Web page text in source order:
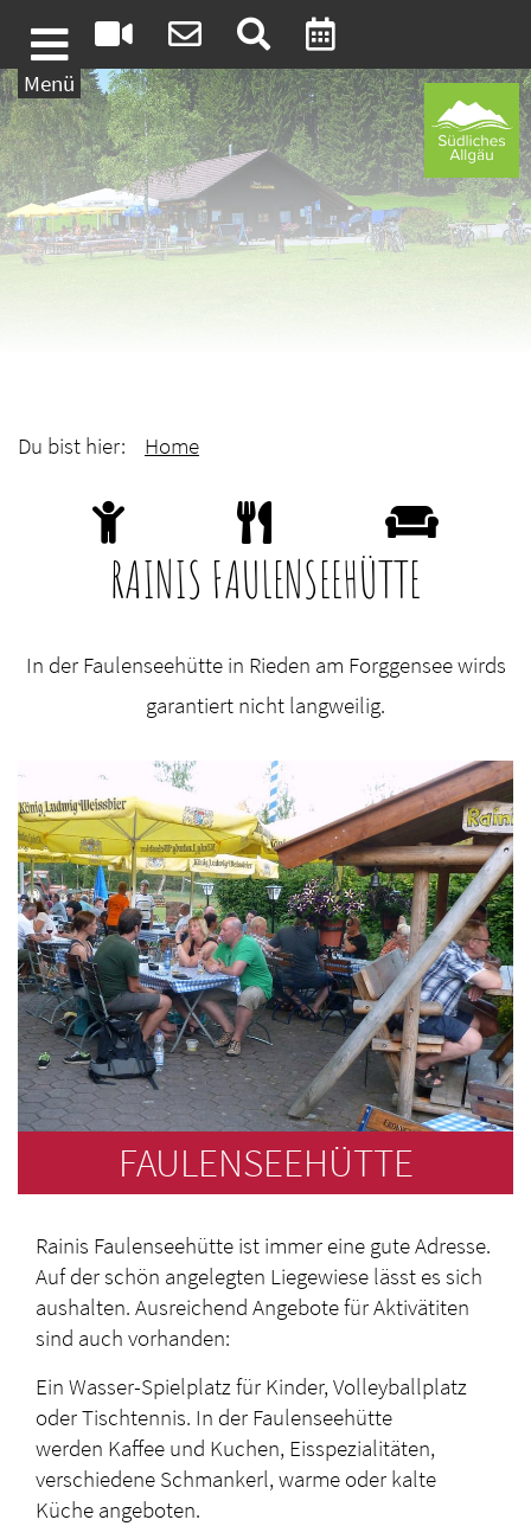
Weiter zum Inhalt
Menü
Du bist hier: Home
RAINIS FAULENSEEHÜTTE
In der Faulenseehütte in Rieden am Forggensee wirds
garantiert nicht langweilig.
FAULENSEEHÜTTE
Rainis Faulenseehütte ist immer eine gute Adresse.
Auf der schön angelegten Liegewiese lässt es sich
aushalten. Ausreichend Angebote für Aktivätiten
sind auch vorhanden:
Ein Wasser-Spielplatz für Kinder, Volleyballplatz
oder Tischtennis. In der Faulenseehütte
werden Kaffee und Kuchen, Eisspezialitäten,
verschiedene Schmankerl, warme oder kalte
Küche angeboten.